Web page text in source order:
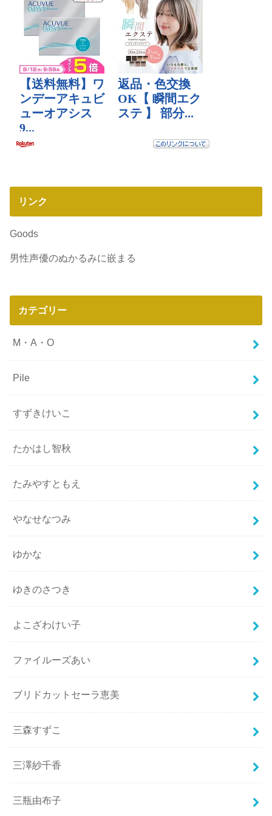
リンク
Goods
男性声優のぬかるみに嵌まる
カテゴリー
M・A・O
Pile
すずきけいこ
たかはし智秋
たみやすともえ
やなせなつみ
ゆかな
ゆきのさつき
よこざわけい子
ファイルーズあい
ブリドカットセーラ恵美
三森すずこ
三澤紗千香
三瓶由布子